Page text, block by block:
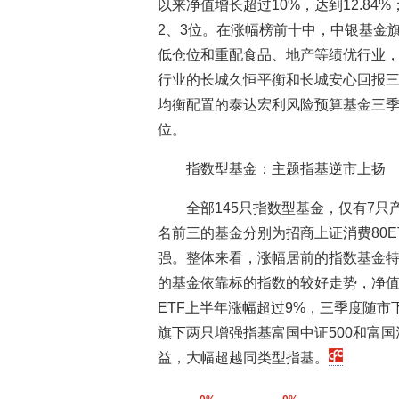
以来净值增长超过10%，达到
2、3位。在涨幅榜前十中，中银基金
低仓位和重配食品、地产等绩优行业
行业的长城久恒平衡和长城安心回报
均衡配置的泰达宏利风险预算基金三
位。
指数型基金：主题指基逆市上扬
全部145只指数型基金，仅有7只
名前三的基金分别为招商上证消费
强。整体来看，涨幅居前的指数基金
的基金依靠标的指数的较好走势，净
ETF上半年涨幅超过9%，三季度随
旗下两只增强指基富国中证500和富
益，大幅超越同类型指基。